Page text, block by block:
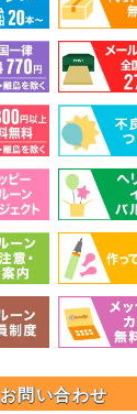
お問い合わせ